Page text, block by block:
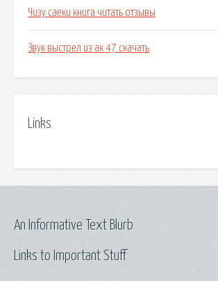
Чизу саеки книга читать отзывы
Звук выстрел из ак 47 скачать
Links
Links to Important Stuff
An Informative Text Blurb